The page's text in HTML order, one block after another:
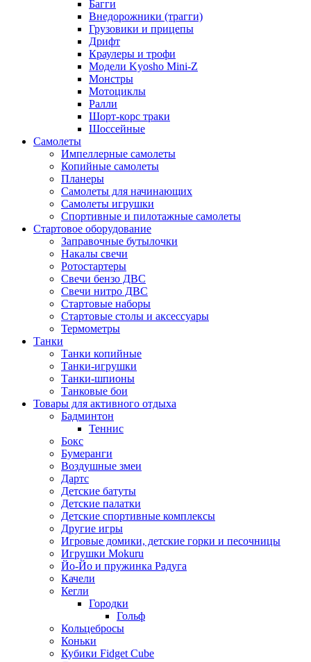
Багги
Внедорожники (трагги)
Грузовики и прицепы
Дрифт
Краулеры и трофи
Модели Kyosho Mini-Z
Монстры
Мотоциклы
Ралли
Шорт-корс траки
Шоссейные
Самолеты
Импеллерные самолеты
Копийные самолеты
Планеры
Самолеты для начинающих
Самолеты игрушки
Спортивные и пилотажные самолеты
Стартовое оборудование
Заправочные бутылочки
Накалы свечи
Ротостартеры
Свечи бензо ДВС
Свечи нитро ДВС
Стартовые наборы
Стартовые столы и аксессуары
Термометры
Танки
Танки копийные
Танки-игрушки
Танки-шпионы
Танковые бои
Товары для активного отдыха
Бадминтон
Теннис
Бокс
Бумеранги
Воздушные змеи
Дартс
Детские батуты
Детские палатки
Детские спортивные комплексы
Другие игры
Игровые домики, детские горки и песочницы
Игрушки Mokuru
Йо-Йо и пружинка Радуга
Качели
Кегли
Городки
Гольф
Кольцебросы
Коньки
Кубики Fidget Cube